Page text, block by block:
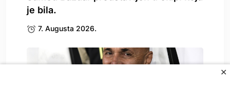
✕
je bila.
7. Augusta 2026.